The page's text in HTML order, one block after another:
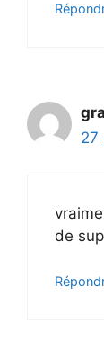
27
de